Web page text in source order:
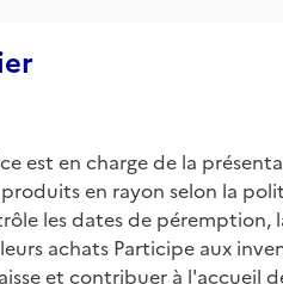
est en charge de la
en rayon selon la
les dates de péremption,
achats Participe aux
et contribuer à l'accueil